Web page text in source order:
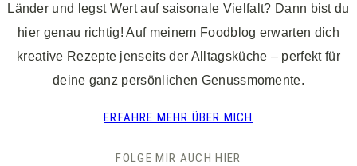
Länder und legst Wert auf saisonale Vielfalt? Dann bist du
hier genau richtig! Auf meinem Foodblog erwarten dich
kreative Rezepte jenseits der Alltagsküche – perfekt für
deine ganz persönlichen Genussmomente.
ERFAHRE MEHR ÜBER MICH
FOLGE MIR AUCH HIER